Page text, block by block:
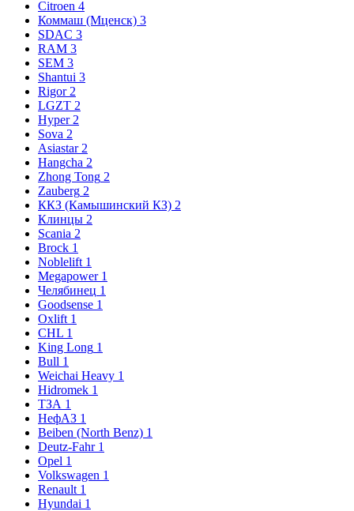
Citroen 4
Коммаш (Мценск) 3
SDAC 3
RAM 3
SEM 3
Shantui 3
Rigor 2
LGZT 2
Hyper 2
Sova 2
Asiastar 2
Hangcha 2
Zhong Tong 2
Zauberg 2
ККЗ (Камышинский КЗ) 2
Клинцы 2
Scania 2
Brock 1
Noblelift 1
Megapower 1
Челябинец 1
Goodsense 1
Oxlift 1
CHL 1
King Long 1
Bull 1
Weichai Heavy 1
Hidromek 1
ТЗА 1
НефАЗ 1
Beiben (North Benz) 1
Deutz-Fahr 1
Opel 1
Volkswagen 1
Renault 1
Hyundai 1